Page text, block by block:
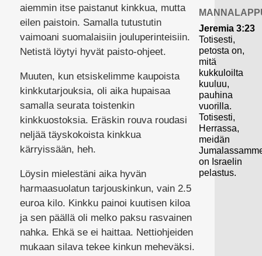
aiemmin itse paistanut kinkkua, mutta
eilen paistoin. Samalla tutustutin
vaimoani suomalaisiin jouluperinteisiin.
Netistä löytyi hyvät paisto-ohjeet.
Muuten, kun etsiskelimme kaupoista
kinkkutarjouksia, oli aika hupaisaa
samalla seurata toistenkin
kinkkuostoksia. Eräskin rouva roudasi
neljää täyskokoista kinkkua
kärryissään, heh.
Löysin mielestäni aika hyvän
harmaasuolatun tarjouskinkun, vain 2.5
euroa kilo. Kinkku painoi kuutisen kiloa
ja sen päällä oli melko paksu rasvainen
nahka. Ehkä se ei haittaa. Nettiohjeiden
mukaan silava tekee kinkun meheväksi.
Jeremia 3:23
Totisesti,
petosta on,
mitä
kukkuloilta
kuuluu,
pauhina
vuorilla.
Totisesti,
Herrassa,
meidän
on Israelin
pelastus.